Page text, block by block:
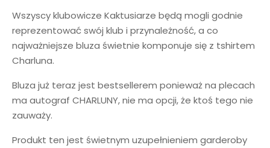
Wszyscy klubowicze Kaktusiarze będą mogli godnie
reprezentować swój klub i przynależność, a co
najważniejsze bluza świetnie komponuje się z tshirtem
Charluna.
Bluza już teraz jest bestsellerem ponieważ na plecach
ma autograf CHARLUNY, nie ma opcji, że ktoś tego nie
zauważy.
Produkt ten jest świetnym uzupełnieniem garderoby